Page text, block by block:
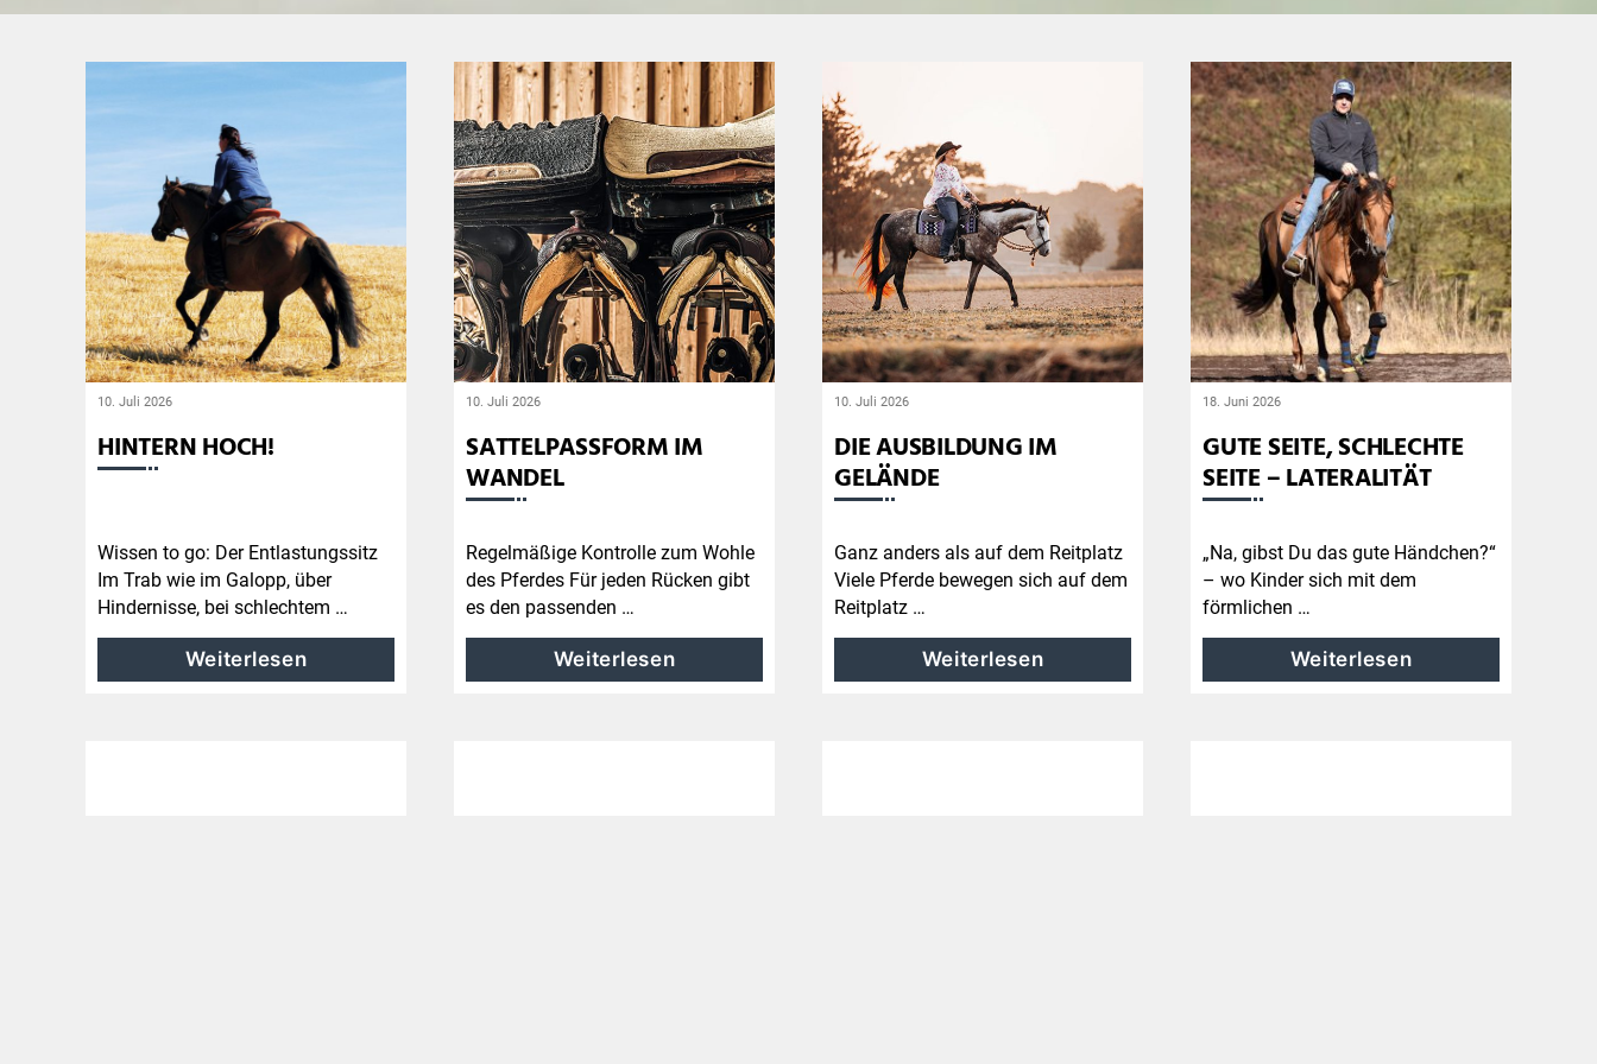
unten
10. Juli 2026
HINTERN HOCH!
Wissen to go: Der Entlastungssitz
Im Trab wie im Galopp, über
Hindernisse, bei schlechtem …
Weiterlesen
10. Juli 2026
SATTELPASSFORM IM
WANDEL
Regelmäßige Kontrolle zum Wohle
des Pferdes Für jeden Rücken gibt
es den passenden …
Weiterlesen
10. Juli 2026
DIE AUSBILDUNG IM
GELÄNDE
Ganz anders als auf dem Reitplatz
Viele Pferde bewegen sich auf dem
Reitplatz …
Weiterlesen
18. Juni 2026
GUTE SEITE, SCHLECHTE
SEITE – LATERALITÄT
„Na, gibst Du das gute Händchen?“
– wo Kinder sich mit dem
förmlichen …
Weiterlesen